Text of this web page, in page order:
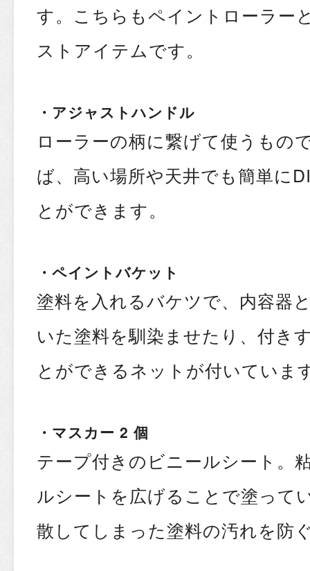
す。こちらもペイントローラー
ストアイテムです。
・アジャストハンドル
ローラーの柄に繋げて使うもの
ば、高い場所や天井でも簡単に
とができます。
・ペイントバケット
塗料を入れるバケツで、内容器
いた塗料を馴染ませたり、付き
とができるネットが付いていま
・マスカー 2 個
テープ付きのビニールシート。
ルシートを広げることで塗って
散してしまった塗料の汚れを防